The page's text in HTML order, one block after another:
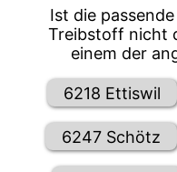
Ist die
Treibstoff nicht
einem der
6218 Ettiswil
6247 Schötz